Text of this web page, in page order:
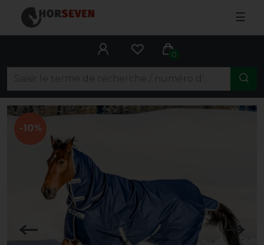
☰
0
-10%